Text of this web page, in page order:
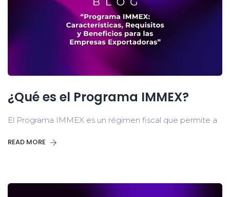
¿Qué es el Programa IMMEX?
El Programa IMMEX es un régimen fiscal que permite a
READ MORE